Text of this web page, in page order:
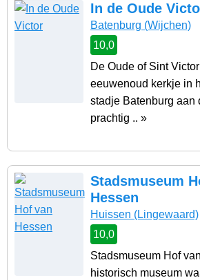
In de Oude
Batenburg (Wijchen)
10,0
De Oude of Sint
eeuwenoud kerkje in
stadje Batenburg aan
prachtig .. »
Stadsmuseum
Hessen
Huissen (Lingewaard)
10,0
Stadsmuseum Hof
historisch museum